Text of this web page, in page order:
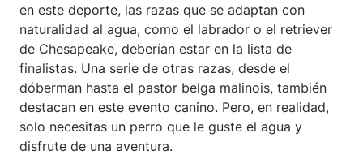
en este deporte, las razas que se adaptan con
naturalidad al agua, como el labrador o el retriever
de Chesapeake, deberían estar en la lista de
finalistas. Una serie de otras razas, desde el
dóberman hasta el pastor belga malinois, también
destacan en este evento canino. Pero, en realidad,
solo necesitas un perro que le guste el agua y
disfrute de una aventura.